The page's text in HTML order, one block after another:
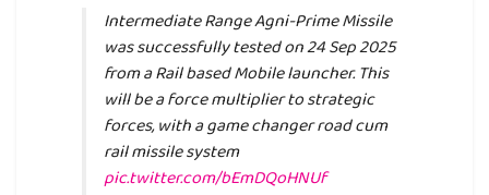
Intermediate Range Agni-Prime Missile
was successfully tested on 24 Sep 2025
from a Rail based Mobile launcher. This
will be a force multiplier to strategic
forces, with a game changer road cum
rail missile system
pic.twitter.com/bEmDQoHNUf